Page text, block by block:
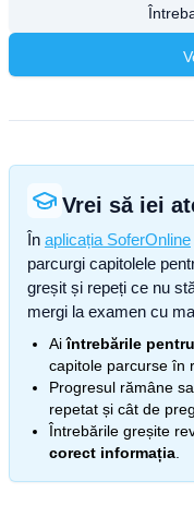
Vrei să iei
În aplicația SoferOnline
parcurgi capitolele
greșit și repeți ce nu
mergi la examen cu
Aiîntrebările
capitole parcurse în
Progresul rămâne
repetat și cât de
Întrebările greșite
corect informația